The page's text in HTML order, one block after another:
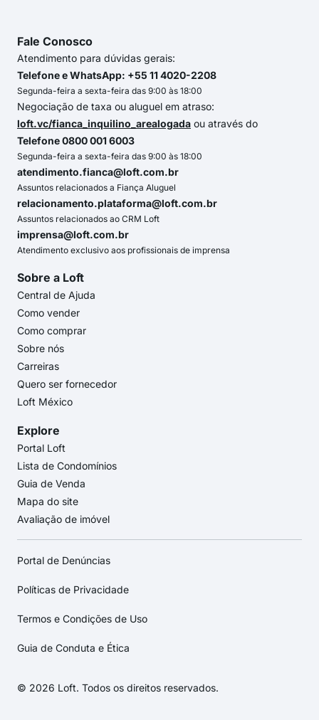
Fale Conosco
Atendimento para dúvidas gerais:
Telefone e WhatsApp: +55 11 4020-2208
Segunda-feira a sexta-feira das 9:00 às 18:00
Negociação de taxa ou aluguel em atraso:
loft.vc/fianca_inquilino_arealogada ou através do
Telefone 0800 001 6003
Segunda-feira a sexta-feira das 9:00 às 18:00
atendimento.fianca@loft.com.br
Assuntos relacionados a Fiança Aluguel
relacionamento.plataforma@loft.com.br
Assuntos relacionados ao CRM Loft
imprensa@loft.com.br
Atendimento exclusivo aos profissionais de imprensa
Sobre a Loft
Central de Ajuda
Como vender
Como comprar
Sobre nós
Carreiras
Quero ser fornecedor
Loft México
Explore
Portal Loft
Lista de Condomínios
Guia de Venda
Mapa do site
Avaliação de imóvel
Portal de Denúncias
Políticas de Privacidade
Termos e Condições de Uso
Guia de Conduta e Ética
© 2026 Loft. Todos os direitos reservados.